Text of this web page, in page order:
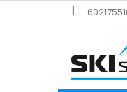
na